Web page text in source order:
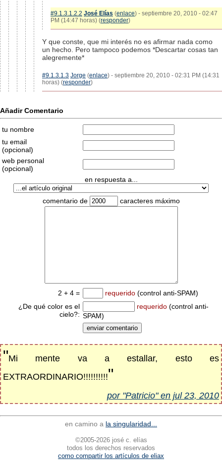
#9.1.3.1.2.2 José Elías (enlace) - septiembre 20, 2010 - 02:47
PM (14:47 horas) (responder)
Y que conste, que mi interés no es afirmar nada como
un hecho. Pero tampoco podemos *Descartar cosas tan
alegremente*
#9.1.3.1.3 Jorge (enlace) - septiembre 20, 2010 - 02:31 PM (14:31
horas) (responder)
Añadir Comentario
tu nombre
tu email
(opcional)
web personal
(opcional)
en respuesta a...
comentario de caracteres máximo
2 + 4 = requerido (control anti-SPAM)
¿De qué color es el
cielo?:
requerido (control anti-
SPAM)
"Mi mente va a estallar, esto es
EXTRAORDINARIO!!!!!!!!!!"
por "Patricio" en jul 23, 2010
en camino a la singularidad...
©2005-2026 josé c. elías
todos los derechos reservados
como compartir los artículos de eliax